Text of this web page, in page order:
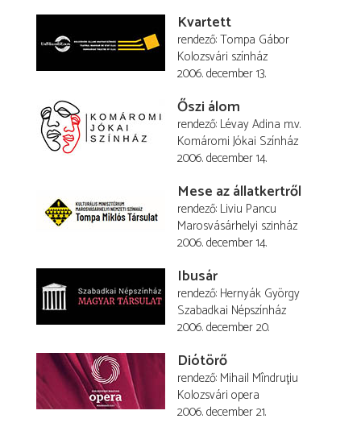
Kvartett
rendező Tompa Gábor
Kolozsvári színház
2006. december 13.
Őszi álom
rendező Lévay Adina m.v.
Komáromi Jókai Színház
2006. december 14.
Mese az állatkertről
rendező Liviu Pancu
Marosvásárhelyi szinház
2006. december 14.
Ibusár
rendező Hernyák György
Szabadkai Népszínház
2006. december 20.
Diótörő
rendező Mihail Mîndruţiu
Kolozsvári opera
2006. december 21.